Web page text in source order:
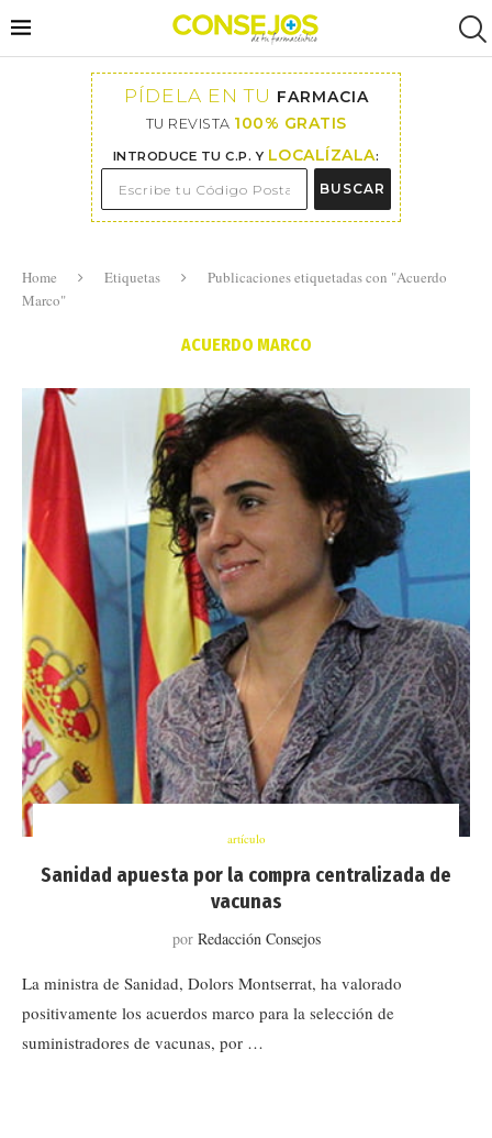
PÍDELA EN TU FARMACIA
TU REVISTA 100% GRATIS
INTRODUCE TU C.P. Y LOCALÍZALA:
BUSCAR
Home Etiquetas
Publicaciones etiquetadas con "Acuerdo
Marco"
ACUERDO MARCO
artículo
Sanidad apuesta por la compra centralizada de
vacunas
por Redacción Consejos
La ministra de Sanidad, Dolors Montserrat, ha valorado
positivamente los acuerdos marco para la selección de
suministradores de vacunas, por …